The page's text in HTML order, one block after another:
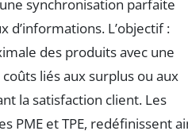
synchronisation parfaite
L’objectif :
des produits avec une
liés aux surplus ou aux
la satisfaction client. Les
PME et TPE, redéfinissent